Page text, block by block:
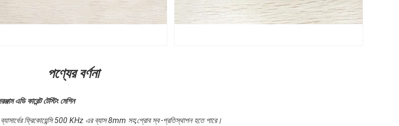
পণ্যের বর্ণনা
এডি কারেন্ট টেস্টিং মেশিন
ফ্রিকোয়েন্সি 500 KHz এর ব্যাস 8mm সহ;প্রোব স্ব -প্রতিস্থাপন হতে পারে।